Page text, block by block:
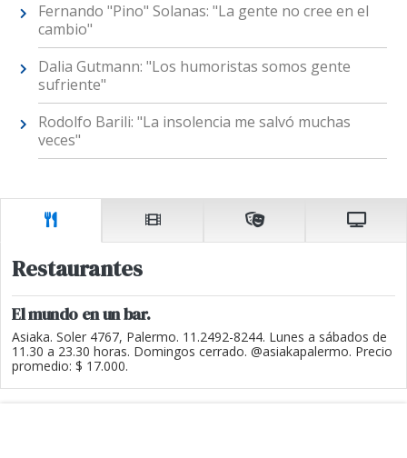
Fernando "Pino" Solanas: "La gente no cree en el
cambio"
Dalia Gutmann: "Los humoristas somos gente
sufriente"
Rodolfo Barili: "La insolencia me salvó muchas
veces"
Restaurantes
El mundo en un bar.
Asiaka. Soler 4767, Palermo. 11.2492-8244. Lunes a sábados de
11.30 a 23.30 horas. Domingos cerrado. @asiakapalermo. Precio
promedio: $ 17.000.